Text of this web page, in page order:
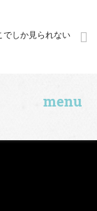
しか見られない
menu